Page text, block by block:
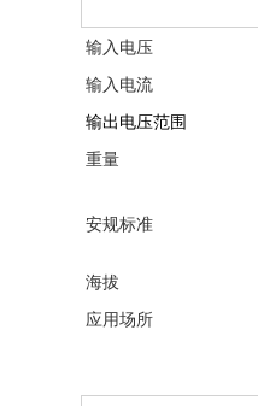
输入电压
输入电流
输出电压范围
重量
安规标准
海拔
应用场所